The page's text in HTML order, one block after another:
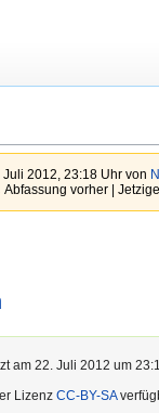
2012, 23:18 Uhr von
vorher |
am 22. Juli 2012 um
Lizenz CC-BY-SA